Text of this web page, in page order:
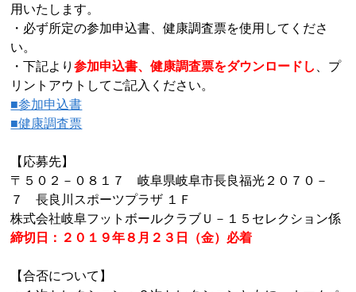
用いたします。
・必ず所定の参加申込書、健康調査票を使用してくださ
い。
・下記より参加申込書、健康調査票をダウンロードし
、プ
リントアウトしてご記入ください。
■参加申込書
■健康調査票
【応募先】
〒５０２－０８１７ 岐阜県岐阜市長良福光２０７０－
７ 長良川スポーツプラザ １Ｆ
株式会社岐阜フットボールクラブＵ－１５セレクション係
締切日：２０１９年８月２３日（金）必着
【合否について】